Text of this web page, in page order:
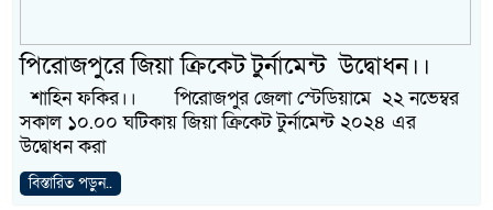
পিরোজপুরে জিয়া ক্রিকেট টুর্নামেন্ট উদ্বোধন।।
শাহিন ফকির।। পিরোজপুর জেলা স্টেডিয়ামে ২২ নভেম্বর
সকাল ১০.০০ ঘটিকায় জিয়া ক্রিকেট টুর্নামেন্ট ২০২৪ এর
উদ্বোধন করা
বিস্তারিত পড়ুন..